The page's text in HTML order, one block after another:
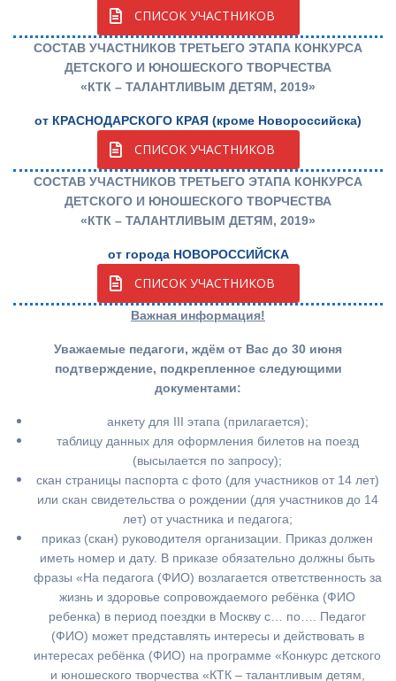
СПИСОК УЧАСТНИКОВ
СОСТАВ УЧАСТНИКОВ ТРЕТЬЕГО ЭТАПА КОНКУРСА
ДЕТСКОГО И ЮНОШЕСКОГО ТВОРЧЕСТВА
«КТК – ТАЛАНТЛИВЫМ ДЕТЯМ, 2019»
от КРАСНОДАРСКОГО КРАЯ (кроме Новороссийска)
СПИСОК УЧАСТНИКОВ
СОСТАВ УЧАСТНИКОВ ТРЕТЬЕГО ЭТАПА КОНКУРСА
ДЕТСКОГО И ЮНОШЕСКОГО ТВОРЧЕСТВА
«КТК – ТАЛАНТЛИВЫМ ДЕТЯМ, 2019»
от города НОВОРОССИЙСКА
СПИСОК УЧАСТНИКОВ
Важная информация!
Уважаемые педагоги, ждём от Вас до 30 июня
подтверждение, подкрепленное следующими
документами:
анкету для III этапа (прилагается);
таблицу данных для оформления билетов на поезд
(высылается по запросу);
скан страницы паспорта с фото (для участников от 14 лет)
или скан свидетельства о рождении (для участников до 14
лет) от участника и педагога;
приказ (скан) руководителя организации. Приказ должен
иметь номер и дату. В приказе обязательно должны быть
фразы «На педагога (ФИО) возлагается ответственность за
жизнь и здоровье сопровождаемого ребёнка (ФИО
ребенка) в период поездки в Москву с… по…. Педагог
(ФИО) может представлять интересы и действовать в
интересах ребёнка (ФИО) на программе «Конкурс детского
и юношеского творчества «КТК – талантливым детям,